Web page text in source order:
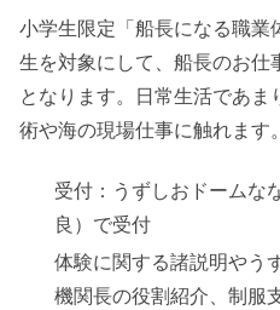
小学生限定「船長になる職業
生を対象にして、船長のお仕
となります。日常生活であ
術や海の現場仕事に触れます。
受付：うずしおドームな
良）で受付
体験に関する諸説明やう
機関長の役割紹介、制服